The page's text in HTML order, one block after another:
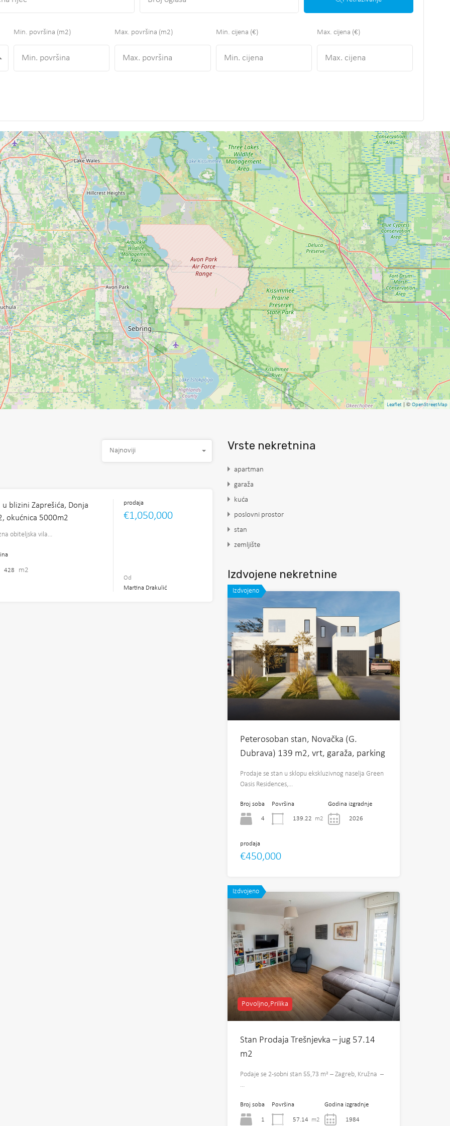
Min. površina (m2) Max. površina (m2) Min. cijena (€) Max. cijena (€)
Leaflet | ©OpenStreetMap
Najnoviji
u blizini Zaprešića, Donja
okućnica 5000m2
obiteljska vila…
428 m2
prodaja
€1,050,000
Od
Martina Drakulić
Vrste nekretnina
apartman
garaža
kuća
poslovni prostor
stan
zemljište
Izdvojene nekretnine
Izdvojeno
Peterosoban stan, Novačka (G.
Dubrava) 139 m2, vrt, garaža, parking
Prodaje se stan u sklopu ekskluzivnog naselja Green
Oasis Residences,…
Broj soba
4
Površina
139.22 m2
Godina izgradnje
2026
prodaja
€450,000
Izdvojeno
Povoljno,Prilika
Stan Prodaja Trešnjevka – jug 57.14
m2
Podaje se 2-sobni stan 55,73 m² – Zagreb, Kružna –
…
Broj soba
1
Površina
57.14 m2
Godina izgradnje
1984